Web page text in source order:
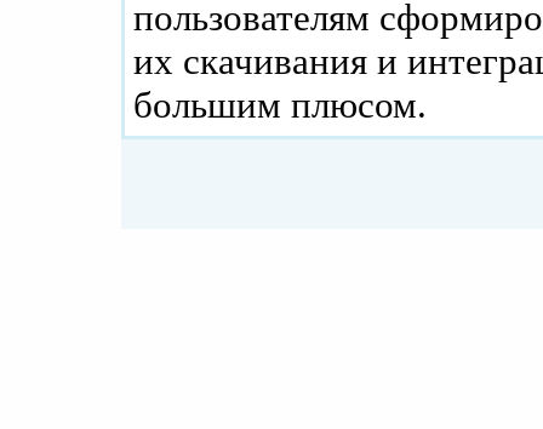
пользователям
их скачивания и
большим плюсом.